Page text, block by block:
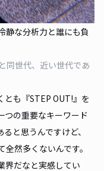
静な分析力と誰にも負
同世代、近い世代であ
とも『STEP OUT!』を
つの重要なキーワード
と思うんですけど、
然多くないんです。
界だなと実感してい